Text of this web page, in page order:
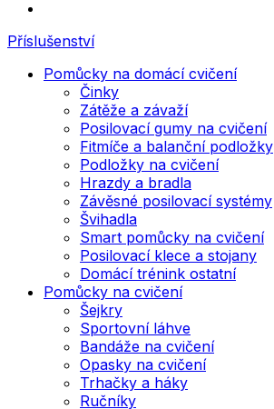
Příslušenství
Pomůcky na domácí cvičení
Činky
Zátěže a závaží
Posilovací gumy na cvičení
Fitmíče a balanční podložky
Podložky na cvičení
Hrazdy a bradla
Závěsné posilovací systémy
Švihadla
Smart pomůcky na cvičení
Posilovací klece a stojany
Domácí trénink ostatní
Pomůcky na cvičení
Šejkry
Sportovní láhve
Bandáže na cvičení
Opasky na cvičení
Trhačky a háky
Ručníky